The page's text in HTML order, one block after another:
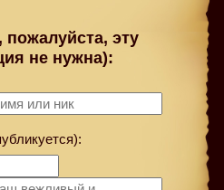
эту
не нужна):